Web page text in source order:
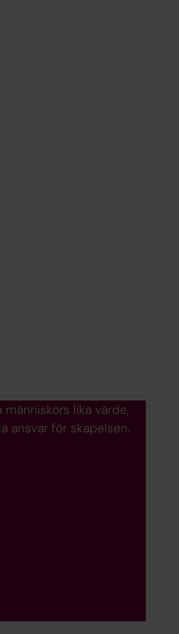
lika värde,
ansvar för skapelsen.